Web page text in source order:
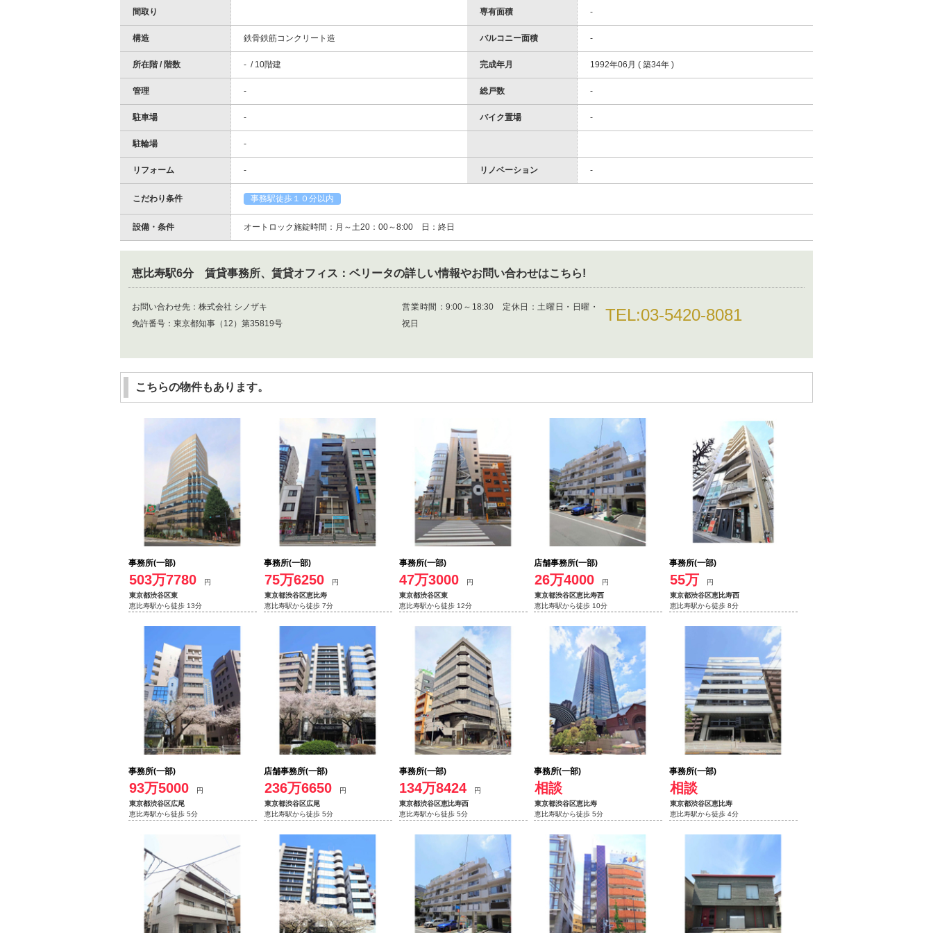
間取り 専有面積 -
構造 鉄骨鉄筋コンクリート造 バルコニー面積 -
所在階 / 階数 - / 10階建 完成年月 1992年06月 ( 築34年 )
管理 - 総戸数 -
駐車場 - バイク置場 -
駐輪場 -
リフォーム - リノベーション -
こだわり条件 事務駅徒歩１０分以内
設備・条件 オートロック施錠時間：月～土20：00～8:00 日：終日
恵比寿駅6分 賃貸事務所、賃貸オフィス：ベリータの詳しい情報やお問い合わせはこちら!
お問い合わせ先： 株式会社 シノザキ
免許番号： 東京都知事（12）第35819号
営業時間：9:00～18:30 定休日：土曜日・日曜・
祝日
TEL:03-5420-8081
こちらの物件もあります。
事務所(一部)
503万7780
円
東京都渋谷区東
恵比寿駅から徒歩 13分
事務所(一部)
75万6250
円
東京都渋谷区恵比寿
恵比寿駅から徒歩 7分
事務所(一部)
47万3000
円
東京都渋谷区東
恵比寿駅から徒歩 12分
店舗事務所(一部)
26万4000
円
東京都渋谷区恵比寿西
恵比寿駅から徒歩 10分
事務所(一部)
55万
円
東京都渋谷区恵比寿西
恵比寿駅から徒歩 8分
事務所(一部)
93万5000
円
東京都渋谷区広尾
恵比寿駅から徒歩 5分
店舗事務所(一部)
236万6650
円
東京都渋谷区広尾
恵比寿駅から徒歩 5分
事務所(一部)
134万8424
円
東京都渋谷区恵比寿西
恵比寿駅から徒歩 5分
事務所(一部)
相談
東京都渋谷区恵比寿
恵比寿駅から徒歩 5分
事務所(一部)
相談
東京都渋谷区恵比寿
恵比寿駅から徒歩 4分